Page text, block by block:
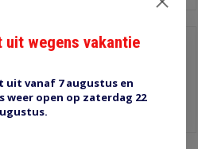
5/10A wissel
met
en
Informatie
uit wegens vakantie
uit vanaf 7 augustus en
weer open op zaterdag 22